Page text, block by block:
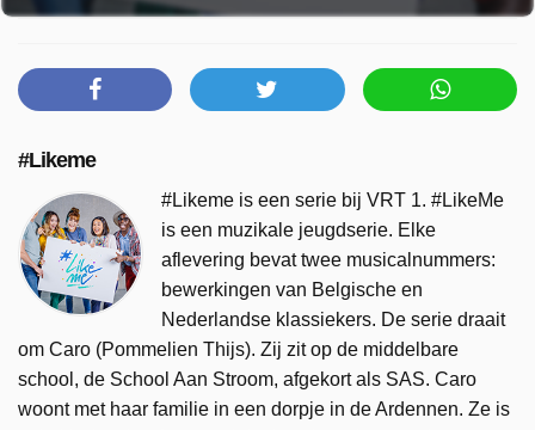
#Likeme
#Likeme is een serie bij VRT 1. #LikeMe
is een muzikale jeugdserie. Elke
aflevering bevat twee musicalnummers:
bewerkingen van Belgische en
Nederlandse klassiekers. De serie draait
om Caro (Pommelien Thijs). Zij zit op de middelbare
school, de School Aan Stroom, afgekort als SAS. Caro
woont met haar familie in een dorpje in de Ardennen. Ze is